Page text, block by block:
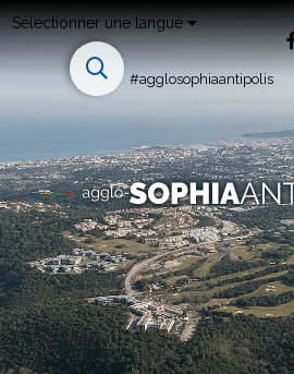
Sélectionner une langue
#agglosophiaantipolis